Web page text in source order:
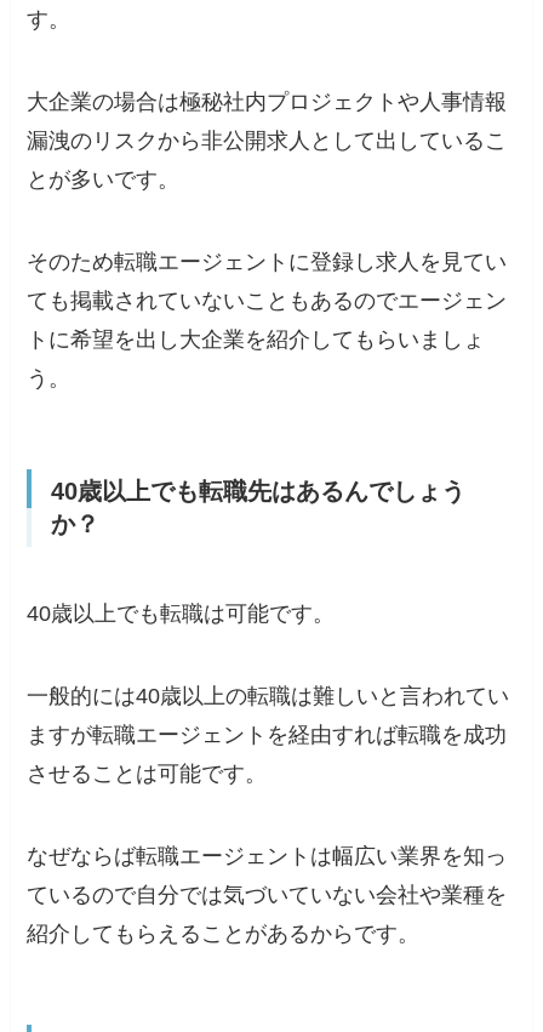
す。
大企業の場合は極秘社内プロジェクトや人事情報
漏洩のリスクから非公開求人として出しているこ
とが多いです。
そのため転職エージェントに登録し求人を見てい
ても掲載されていないこともあるのでエージェン
トに希望を出し大企業を紹介してもらいましょ
う。
40歳以上でも転職先はあるんでしょう
か？
40歳以上でも転職は可能です。
一般的には40歳以上の転職は難しいと言われてい
ますが転職エージェントを経由すれば転職を成功
させることは可能です。
なぜならば転職エージェントは幅広い業界を知っ
ているので自分では気づいていない会社や業種を
紹介してもらえることがあるからです。